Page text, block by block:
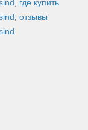
, где купить
, отзывы